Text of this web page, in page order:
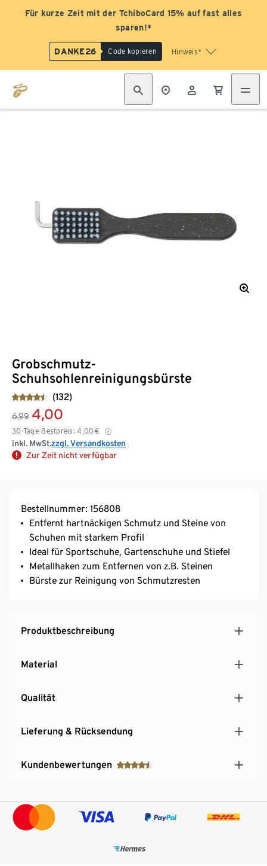
Für kurze Zeit mit der TchiboCard 15% auf fast alles
sparen!*
DANKE26 Code kopieren Hinweis*
Grobschmutz-
Schuhsohlenreinigungsbürste
(132)
6,99 4,00
30-Tage-Bestpreis: 4,00 €
inkl. MwSt.zzgl. Versandkosten
Zur Zeit nicht verfügbar
Bestellnummer: 156808
Entfernt hartnäckigen Schmutz und Steine von
Schuhen mit starkem Profil
Ideal für Sportschuhe, Gartenschuhe und Stiefel
Metallhaken zum Entfernen von z.B. Steinen
Bürste zur Reinigung von Schmutzresten
Produktbeschreibung
Material
Qualität
Lieferung & Rücksendung
Kundenbewertungen